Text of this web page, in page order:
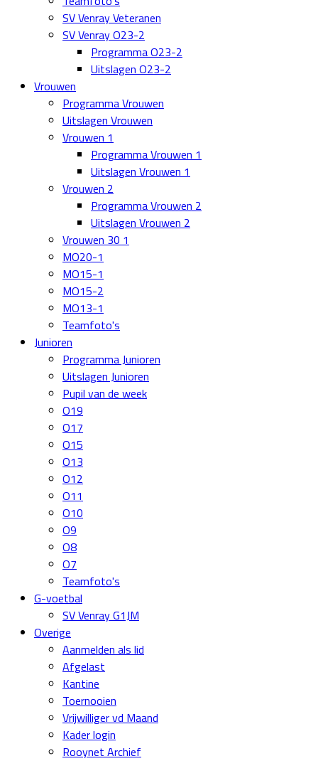
SV Venray Veteranen
SV Venray O23-2
Programma O23-2
Uitslagen O23-2
Vrouwen
Programma Vrouwen
Uitslagen Vrouwen
Vrouwen 1
Programma Vrouwen 1
Uitslagen Vrouwen 1
Vrouwen 2
Programma Vrouwen 2
Uitslagen Vrouwen 2
Vrouwen 30 1
MO20-1
MO15-1
MO15-2
MO13-1
Teamfoto's
Junioren
Programma Junioren
Uitslagen Junioren
Pupil van de week
O19
O17
O15
O13
O12
O11
O10
O9
O8
O7
Teamfoto's
G-voetbal
SV Venray G1JM
Overige
Aanmelden als lid
Afgelast
Kantine
Toernooien
Vrijwilliger vd Maand
Kader login
Rooynet Archief